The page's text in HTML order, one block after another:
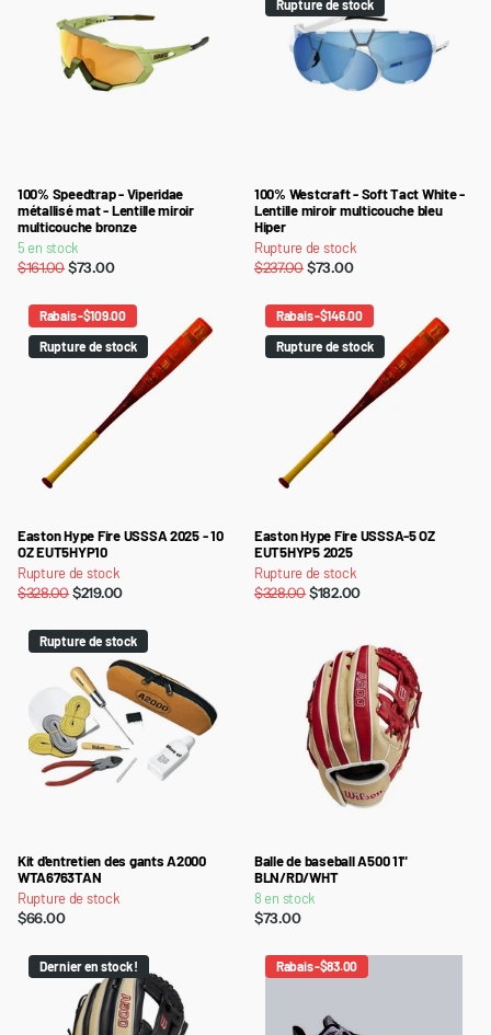
100% Speedtrap - Viperidae
métallisé mat - Lentille miroir
multicouche bronze
5 en stock
$161.00$73.00
Rupture de stock
100% Westcraft - Soft Tact White -
Lentille miroir multicouche bleu
Hiper
Rupture de stock
$237.00$73.00
Rabais -$109.00
Rupture de stock
Easton Hype Fire USSSA 2025 - 10
OZ EUT5HYP10
Rupture de stock
$328.00$219.00
Rabais -$146.00
Rupture de stock
Easton Hype Fire USSSA-5 OZ
EUT5HYP5 2025
Rupture de stock
$328.00$182.00
Rupture de stock
Kit d'entretien des gants A2000
WTA6763TAN
Rupture de stock
$66.00
Balle de baseball A500 11"
BLN/RD/WHT
8 en stock
$73.00
Dernier en stock ! Rabais -$83.00